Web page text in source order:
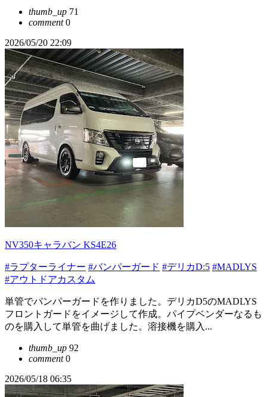
thumb_up 71
comment0
2026/05/20 22:09
NV350キャラバン KS4E26
#ラプターライナー #バンパーガード #デリカD:5 #MADLYS
#アウトドアカスタム
単管でバンパーガードを作りました。デリカD5のMADLYS
フロントガードをイメージして作成。パイプベンダーなるも
のを購入して単管を曲げました。溶接機を購入...
thumb_up 92
comment0
2026/05/18 06:35